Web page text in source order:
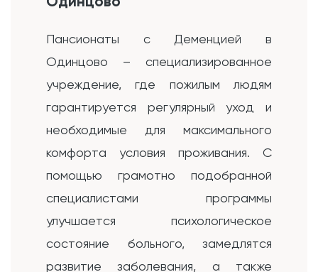
Пансионаты с Деменцией в
Одинцово – специализированное
учреждение, где пожилым людям
гарантируется регулярный уход и
необходимые для максимального
комфорта условия проживания. С
помощью грамотно подобранной
специалистами программы
улучшается психологическое
состояние больного, замедлятся
развитие заболевания, а также